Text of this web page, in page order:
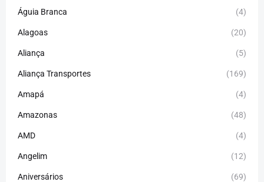
Águia Branca (4)
Alagoas (20)
Aliança (5)
Aliança Transportes (169)
Amapá (4)
Amazonas (48)
AMD (4)
Angelim (12)
Aniversários (69)